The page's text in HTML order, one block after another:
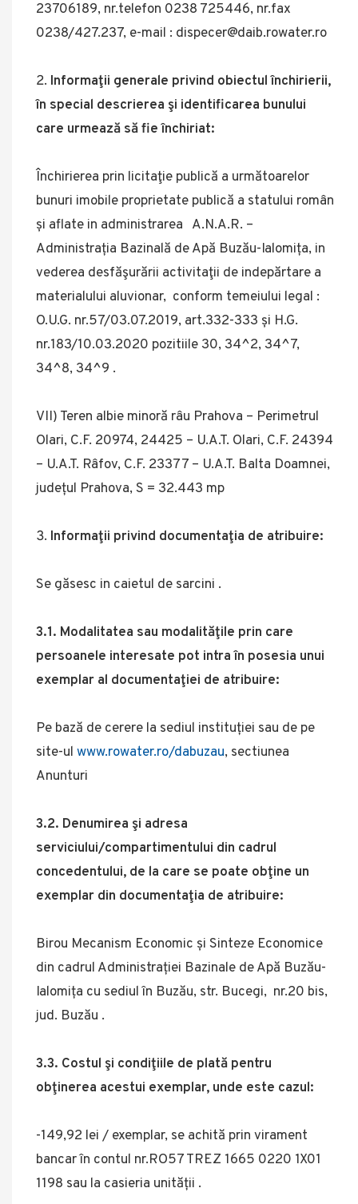
23706189, nr.telefon 0238 725446, nr.fax
0238/427.237, e-mail : dispecer@daib.rowater.ro
Informaţii generale privind obiectul închirierii,
în special descrierea şi identificarea bunului
care urmează să fie închiriat:
Închirierea prin licitaţie publică a următoarelor
bunuri imobile proprietate publică a statului român
și aflate in administrarea A.N.A.R. –
Administrația Bazinală de Apă Buzău-Ialomița, in
vederea desfăşurării activitaţii de indepărtare a
materialului aluvionar, conform temeiului legal :
O.U.G. nr.57/03.07.2019, art.332-333 și H.G.
nr.183/10.03.2020 pozitiile 30, 34^2, 34^7,
34^8, 34^9 .
VII) Teren albie minoră râu Prahova – Perimetrul
Olari, C.F. 20974, 24425 – U.A.T. Olari, C.F. 24394
– U.A.T. Râfov, C.F. 23377 – U.A.T. Balta Doamnei,
județul Prahova, S = 32.443 mp
Informaţii privind documentaţia de atribuire:
Se găsesc in caietul de sarcini .
3.1. Modalitatea sau modalităţile prin care
persoanele interesate pot intra în posesia unui
exemplar al documentaţiei de atribuire:
Pe bază de cerere la sediul instituției sau de pe
site-ul www.rowater.ro/dabuzau, sectiunea
Anunturi
3.2. Denumirea şi adresa
serviciului/compartimentului din cadrul
concedentului, de la care se poate obţine un
exemplar din documentaţia de atribuire:
Birou Mecanism Economic și Sinteze Economice
din cadrul Administrației Bazinale de Apă Buzău-
Ialomița cu sediul în Buzău, str. Bucegi, nr.20 bis,
jud. Buzău .
3.3. Costul şi condiţiile de plată pentru
obţinerea acestui exemplar, unde este cazul:
-149,92 lei / exemplar, se achită prin virament
bancar în contul nr.RO57 TREZ 1665 0220 1X01
1198 sau la casieria unității .